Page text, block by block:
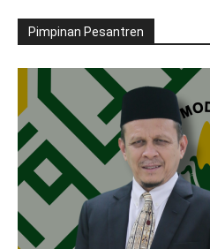
Pimpinan Pesantren